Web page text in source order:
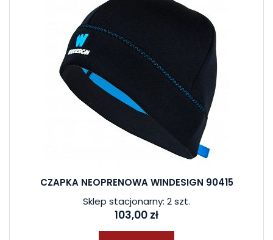
CZAPKA NEOPRENOWA WINDESIGN 90415
Sklep stacjonarny: 2 szt.
103,00 zł